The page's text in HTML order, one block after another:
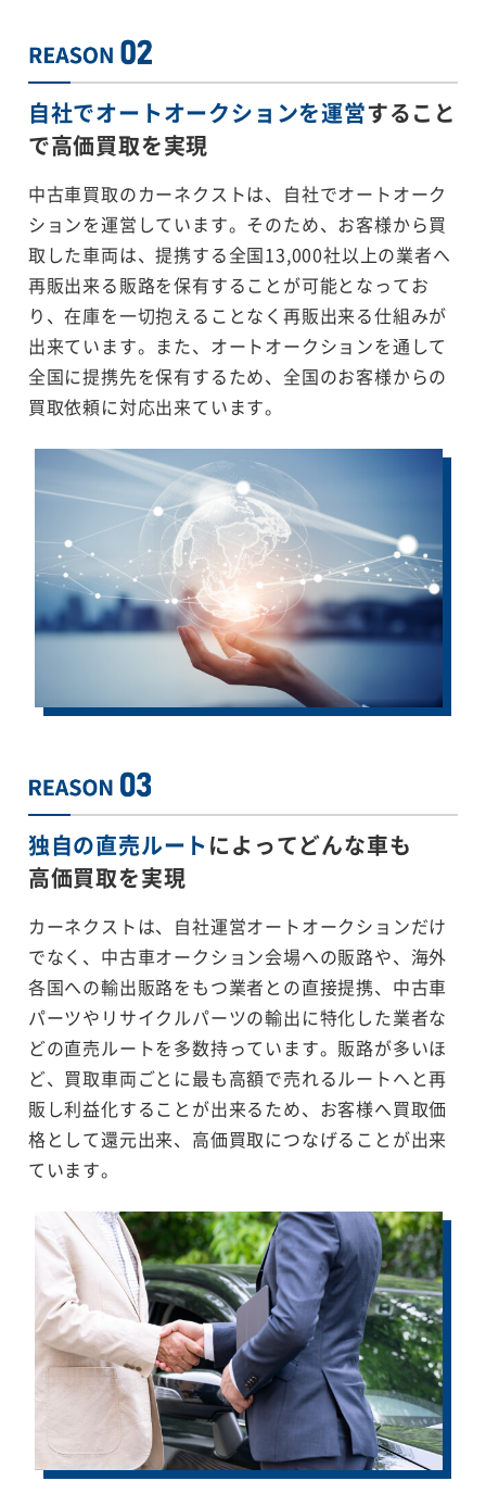
自社でオートオークションを運営すること
で高価買取を実現
中古車買取のカーネクストは、自社でオートオーク
ションを運営しています。そのため、お客様から買
取した車両は、提携する全国13,000社以上の業者へ
再販出来る販路を保有することが可能となってお
り、在庫を一切抱えることなく再販出来る仕組みが
出来ています。また、オートオークションを通して
全国に提携先を保有するため、全国のお客様からの
買取依頼に対応出来ています。
独自の直売ルートによってどんな車も
高価買取を実現
カーネクストは、自社運営オートオークションだけ
でなく、中古車オークション会場への販路や、海外
各国への輸出販路をもつ業者との直接提携、中古車
パーツやリサイクルパーツの輸出に特化した業者な
どの直売ルートを多数持っています。販路が多いほ
ど、買取車両ごとに最も高額で売れるルートへと再
販し利益化することが出来るため、お客様へ買取価
格として還元出来、高価買取につなげることが出来
ています。